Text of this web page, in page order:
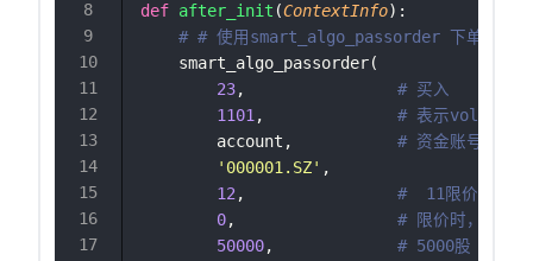
def after_init (ContextInfo):
# # 使用smart_algo_passorder 下单
    smart_algo_passorder(
23, # 买入
1101 , # 表示volume的
        account,
# 资金账号
' 000001.SZ' ,
12 , #  11限价，12市
0, # 限价时，价格
50000, # 5000股